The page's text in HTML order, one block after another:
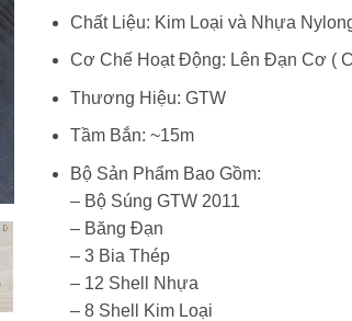
Chất Liệu: Kim Loại và Nhựa
Cơ Chế Hoạt Động: Lên Đạn Cơ (
Thương Hiệu: GTW
Tầm Bắn: ~15m
Bộ Sản Phẩm Bao Gồm:
– Bộ Súng GTW 2011
– Băng Đạn
– 3 Bia Thép
– 12 Shell Nhựa
– 8 Shell Kim Loại